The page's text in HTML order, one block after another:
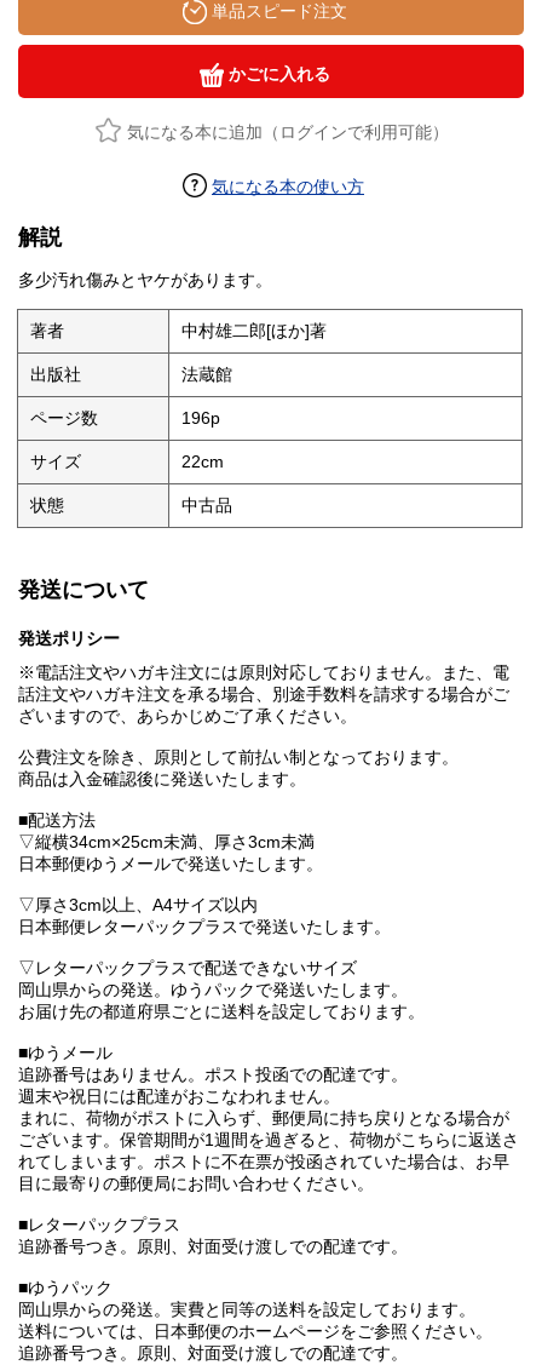
単品スピード注文
かごに入れる
気になる本に追加（ログインで利用可能）
気になる本の使い方
解説
多少汚れ傷みとヤケがあります。
著者 中村雄二郎[ほか]著
出版社 法蔵館
ページ数 196p
サイズ 22cm
状態 中古品
発送について
発送ポリシー
※電話注文やハガキ注文には原則対応しておりません。また、電
話注文やハガキ注文を承る場合、別途手数料を請求する場合がご
ざいますので、あらかじめご了承ください。
公費注文を除き、原則として前払い制となっております。
商品は入金確認後に発送いたします。
■配送方法
▽縦横34cm×25cm未満、厚さ3cm未満
日本郵便ゆうメールで発送いたします。
▽厚さ3cm以上、A4サイズ以内
日本郵便レターパックプラスで発送いたします。
▽レターパックプラスで配送できないサイズ
岡山県からの発送。ゆうパックで発送いたします。
お届け先の都道府県ごとに送料を設定しております。
■ゆうメール
追跡番号はありません。ポスト投函での配達です。
週末や祝日には配達がおこなわれません。
まれに、荷物がポストに入らず、郵便局に持ち戻りとなる場合が
ございます。保管期間が1週間を過ぎると、荷物がこちらに返送さ
れてしまいます。ポストに不在票が投函されていた場合は、お早
目に最寄りの郵便局にお問い合わせください。
■レターパックプラス
追跡番号つき。原則、対面受け渡しでの配達です。
■ゆうパック
岡山県からの発送。実費と同等の送料を設定しております。
送料については、日本郵便のホームページをご参照ください。
追跡番号つき。原則、対面受け渡しでの配達です。